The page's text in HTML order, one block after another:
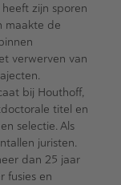
zijn sporen
maakte de
verwerven van
bij Houthoff,
titel en
selectie. Als
juristen.
dan 25 jaar
fusies en